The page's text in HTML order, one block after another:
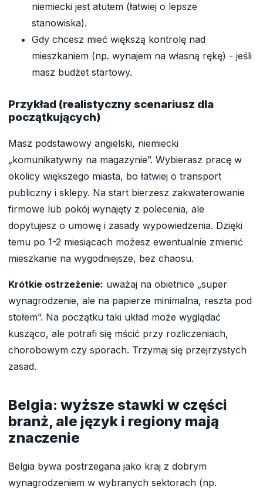
niemiecki jest atutem (łatwiej o lepsze
stanowiska).
Gdy chcesz mieć większą kontrolę nad
mieszkaniem (np. wynajem na własną rękę) - jeśli
masz budżet startowy.
Przykład (realistyczny scenariusz dla
początkujących)
Masz podstawowy angielski, niemiecki
„komunikatywny na magazynie”. Wybierasz pracę w
okolicy większego miasta, bo łatwiej o transport
publiczny i sklepy. Na start bierzesz zakwaterowanie
firmowe lub pokój wynajęty z polecenia, ale
dopytujesz o umowę i zasady wypowiedzenia. Dzięki
temu po 1-2 miesiącach możesz ewentualnie zmienić
mieszkanie na wygodniejsze, bez chaosu.
Krótkie ostrzeżenie: uważaj na obietnice „super
wynagrodzenie, ale na papierze minimalna, reszta pod
stołem”. Na początku taki układ może wyglądać
kusząco, ale potrafi się mścić przy rozliczeniach,
chorobowym czy sporach. Trzymaj się przejrzystych
zasad.
Belgia: wyższe stawki w części
branż, ale język i regiony mają
znaczenie
Belgia bywa postrzegana jako kraj z dobrym
wynagrodzeniem w wybranych sektorach (np.